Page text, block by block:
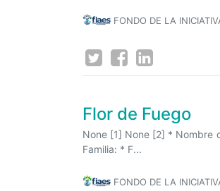
FONDO DE LA
Flor de Fuego
None [1] None [2] * Nombre
Familia: * F...
FONDO DE LA